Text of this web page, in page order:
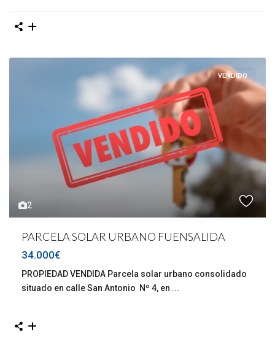
2
VENDIDO
PARCELA SOLAR URBANO FUENSALIDA
34.000€
PROPIEDAD VENDIDA Parcela solar urbano consolidado
situado en calle San Antonio Nº 4, en ...